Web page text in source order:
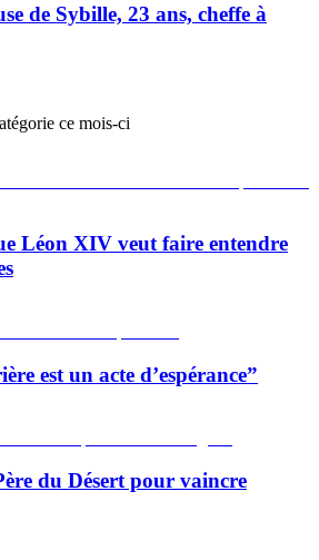
de Sybille, 23 ans, cheffe à
ce mois-ci
Léon XIV veut faire entendre
est un acte d’espérance”
du Désert pour vaincre